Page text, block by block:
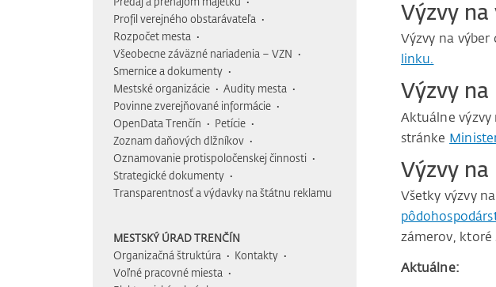
Profil verejného obstarávateľa
Rozpočet mesta
Všeobecne záväzné nariadenia – VZN
Smernice a dokumenty
Mestské organizácie
Audity mesta
Povinne zverejňované informácie
OpenData Trenčín
Petície
Zoznam daňových dlžníkov
Oznamovanie protispoločenskej činnosti
Strategické dokumenty
Transparentnosť a výdavky na štátnu reklamu
MESTSKÝ ÚRAD TRENČÍN
Organizačná štruktúra
Kontakty
Voľné pracovné miesta
Výzvy
Výzvy na
linku.
Výzvy
Aktuálne výzvy
stránke
Výzvy
Všetky výzvy
zámerov, ktoré
Aktuálne: